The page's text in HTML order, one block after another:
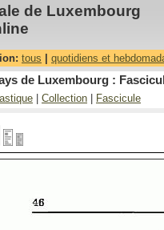
de Luxembourg
tous quotidiens et
de Luxembourg :
Collection Fascicule